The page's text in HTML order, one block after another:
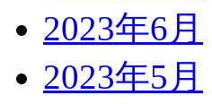
2023年6月
2023年5月